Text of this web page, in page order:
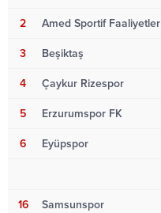
2 Amed Sportif Faaliyetler
3 Beşiktaş
4 Çaykur Rizespor
5 Erzurumspor FK
6 Eyüpspor
16 Samsunspor